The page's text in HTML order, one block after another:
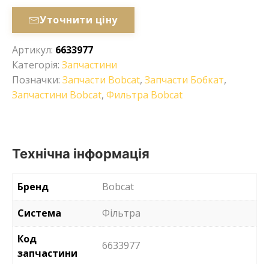
Уточнити ціну
Артикул: 6633977
Категорія: Запчастини
Позначки: Запчасти Bobcat, Запчасти Бобкат,
Запчастини Bobcat, Фильтра Bobcat
Технічна інформація
Бренд
Bobcat
Система
Фільтра
Код
запчастини
6633977